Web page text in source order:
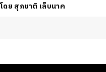
โดย สุภชาติ เล็บนาค